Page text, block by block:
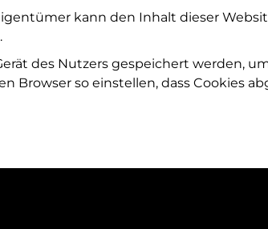
kann den Inhalt dieser
des Nutzers gespeichert werden,
Browser so einstellen, dass Cookies